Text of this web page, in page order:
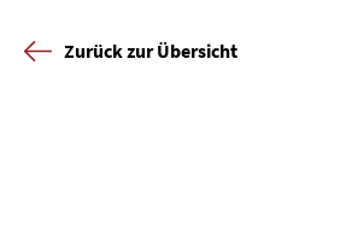
Zurück zur Übersicht
Newsletter Datenschutz